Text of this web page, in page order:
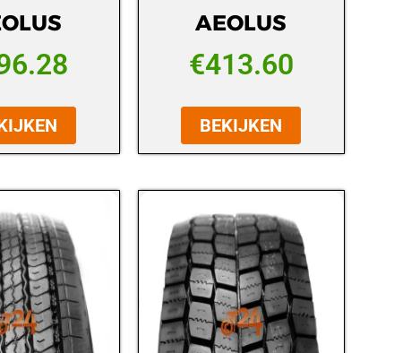
AEOLUS
€413.60
BEKIJKEN